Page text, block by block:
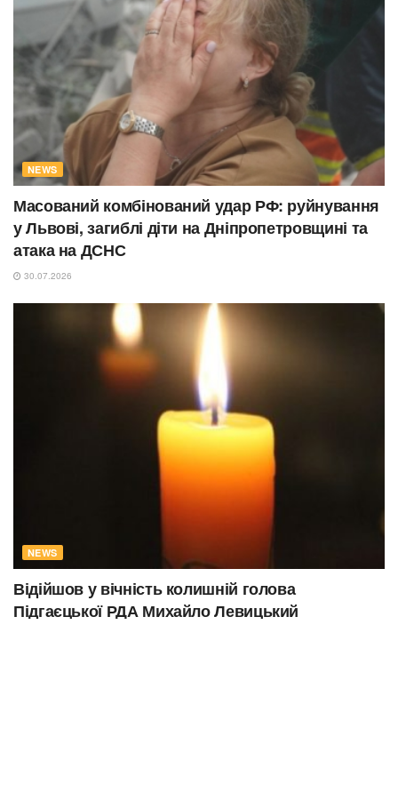
NEWS
Масований комбінований удар РФ: руйнування
у Львові, загиблі діти на Дніпропетровщині та
атака на ДСНС
30.07.2026
NEWS
Відійшов у вічність колишній голова
Підгаєцької РДА Михайло Левицький